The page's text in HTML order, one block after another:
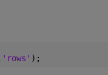
'rows' );